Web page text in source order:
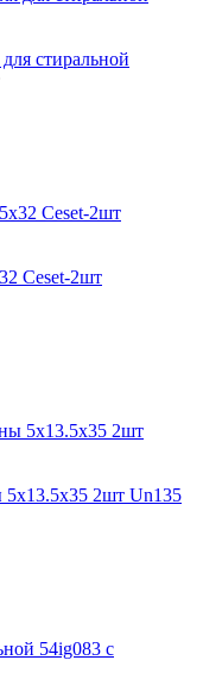
стиральной
Ceset-2шт
2шт Un135